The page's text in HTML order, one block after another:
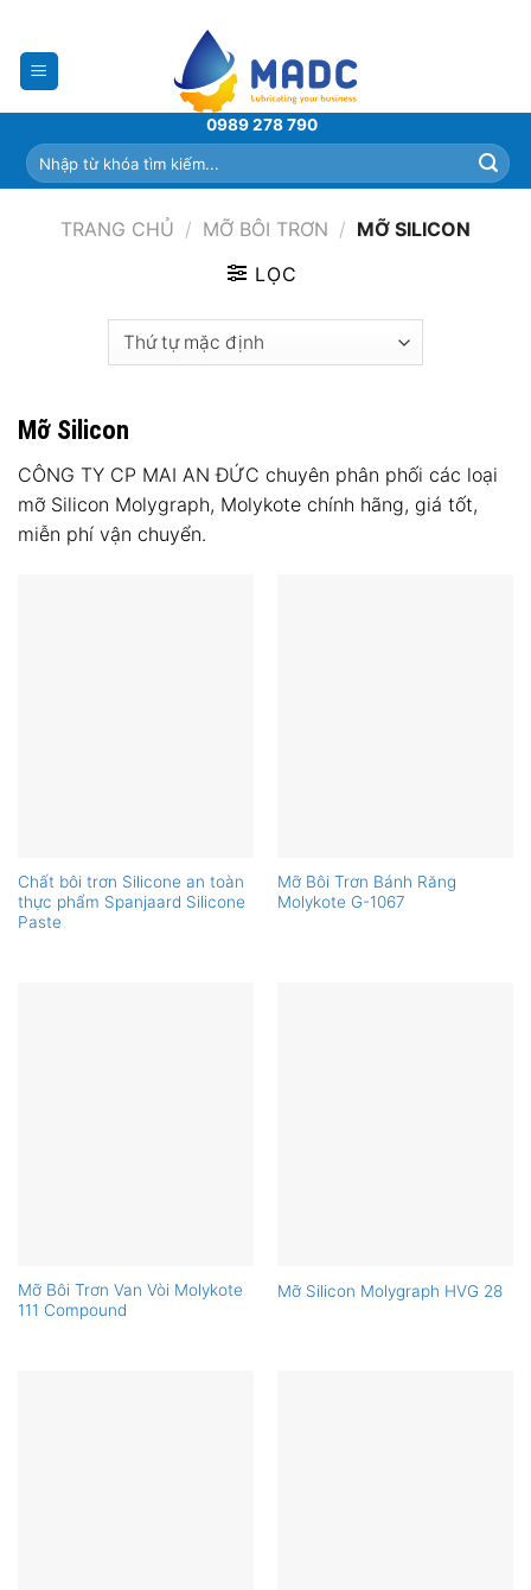
content
0989 278 790
Tìm
kiếm:
TRANG CHỦ / MỠ BÔI TRƠN / MỠ SILICON
LỌC
Mỡ Silicon
CÔNG TY CP MAI AN ĐỨC chuyên phân phối các loại
mỡ Silicon Molygraph, Molykote chính hãng, giá tốt,
miễn phí vận chuyển.
Chất bôi trơn Silicone an toàn
thực phẩm Spanjaard Silicone
Paste
Mỡ Bôi Trơn Bánh Răng
Molykote G-1067
Mỡ Bôi Trơn Van Vòi Molykote
111 Compound
Mỡ Silicon Molygraph HVG 28